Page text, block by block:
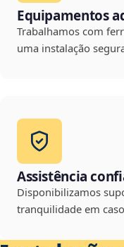
Equipamentos
Trabalhamos com
uma instalação
Assistência
Disponibilizamos
tranquilidade em